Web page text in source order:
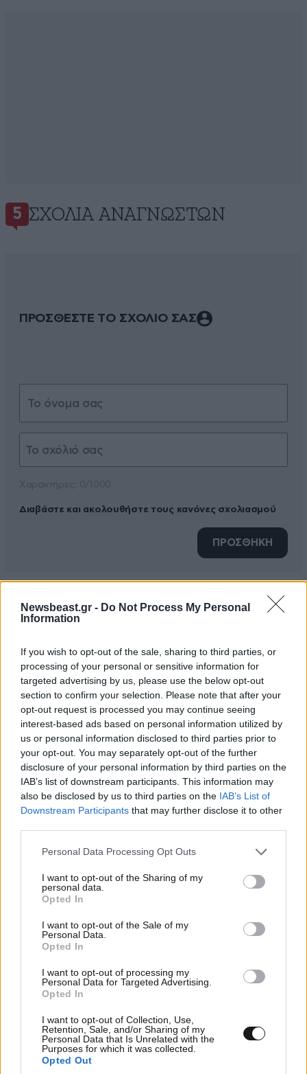
Newsbeast.gr - Do Not Process My Personal
Information
If you wish to opt-out of the sale, sharing to third parties, or
processing of your personal or sensitive information for
targeted advertising by us, please use the below opt-out
section to confirm your selection. Please note that after your
opt-out request is processed you may continue seeing
interest-based ads based on personal information utilized by
us or personal information disclosed to third parties prior to
your opt-out. You may separately opt-out of the further
disclosure of your personal information by third parties on the
IAB’s list of downstream participants. This information may
also be disclosed by us to third parties on the IAB’s List of
Downstream Participants that may further disclose it to other
Please note that this website/app uses one or more Google
not limited to your visit or usage behaviour. You may click to
grant or deny consent to Google and its third-party tags to
use your data for below specified purposes in below Google
consent section.
Personal Data Processing Opt Outs
I want to opt-out of the Sharing of my
personal data.
Opted In
I want to opt-out of the Sale of my
Personal Data.
Opted In
I want to opt-out of processing my
Personal Data for Targeted Advertising.
Opted In
I want to opt-out of Collection, Use,
Retention, Sale, and/or Sharing of my
Personal Data that Is Unrelated with the
Purposes for which it was collected.
Opted Out
5 ΣΧΌΛΙΑ ΑΝΑΓΝΩΣΤΏΝ
ΠΡΟΣΘΕΣΤΕ ΤΟ ΣΧΟΛΙΟ ΣΑΣ
Διαβάστε και ακολουθήστε τους κανόνες σχολιασμού
ΠΡΟΣΘΗΚΗ
Parkis 22·01·2025 11:06
την άλλη; Διότι είναι άλλες εταιρείες με
συγκρουόμενα συμφέροντα.
Απαντήστε
Mar ka 22·01·2025 10:45
ημερολόγιο αν θέλει κοινό Πάσχα πάντοτε, μιας και
είναι και το Παραδοσιακό!
Απαντήστε